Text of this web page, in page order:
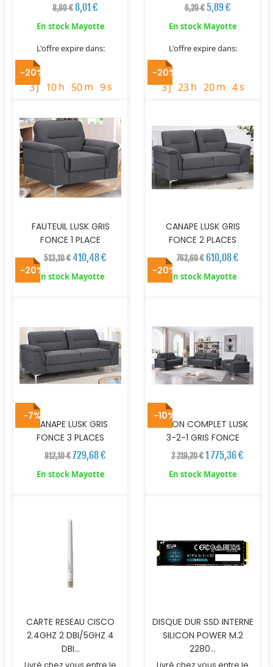
8,90 €8,01 €
En stock Mayotte
L'offre expire dans:
timer
3j 10h 50m 8s
6,20 € 5,89 €
En stock Mayotte
L'offre expire dans:
timer
3j 23h 20m 3s
-20%
FAUTEUIL LUSK GRIS
FONCE 1 PLACE
513,10 €410,48 €
En stock Mayotte
-20%
CANAPE LUSK GRIS
FONCE 2 PLACES
762,60 € 610,08 €
En stock Mayotte
-20%
CANAPE LUSK GRIS
FONCE 3 PLACES
912,10 €729,68 €
En stock Mayotte
-20%
SALON COMPLET LUSK
3-2-1 GRIS FONCE
2 219,20 €1 775,36 €
En stock Mayotte
-7%
CARTE RESEAU CISCO
2.4GHZ 2 DBI/5GHZ 4
DBI...
Livré chez vous entre le
-10%
DISQUE DUR SSD INTERNE
SILICON POWER M.2
2280...
Livré chez vous entre le